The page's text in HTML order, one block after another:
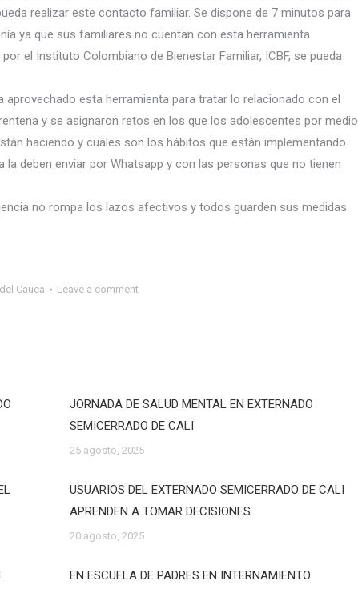
realizar este contacto familiar. Se dispone de 7 minutos para
ya que sus familiares no cuentan con esta herramienta
el Instituto Colombiano de Bienestar Familiar, ICBF, se pueda
esta herramienta para tratar lo relacionado con el
y se asignaron retos en los que los adolescentes por medio
haciendo y cuáles son los hábitos que están implementando
deben enviar por Whatsapp y con las personas que no tienen
no rompa los lazos afectivos y todos guarden sus medidas
Cauca Leave a comment
JORNADA DE SALUD MENTAL EN EXTERNADO
SEMICERRADO DE CALI
25 agosto, 2025
USUARIOS DEL EXTERNADO SEMICERRADO DE CALI
APRENDEN A TOMAR DECISIONES
20 agosto, 2025
EN ESCUELA DE PADRES EN INTERNAMIENTO